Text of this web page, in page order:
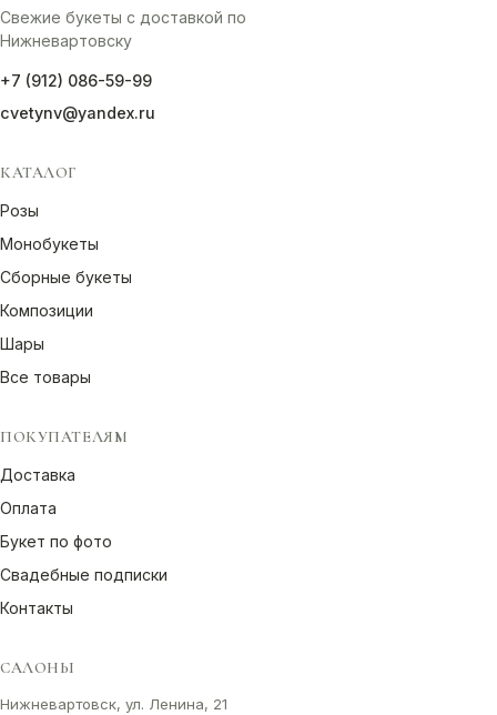
Свежие букеты с доставкой по
Нижневартовску
+7 (912) 086-59-99
cvetynv@yandex.ru
КАТАЛОГ
Розы
Монобукеты
Сборные букеты
Композиции
Шары
Все товары
ПОКУПАТЕЛЯМ
Доставка
Оплата
Букет по фото
Свадебные подписки
Контакты
САЛОНЫ
Нижневартовск, ул. Ленина, 21